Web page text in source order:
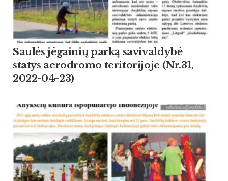
Saulės jėgainių parką savivaldybė
statys aerodromo teritorijoje (Nr.31,
2022-04-23)